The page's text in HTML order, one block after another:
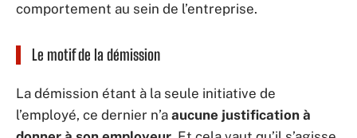
comportement au sein de l’entreprise.
Le motif de la démission
La démission étant à la seule initiative de
l’employé, ce dernier n’a aucune justification à